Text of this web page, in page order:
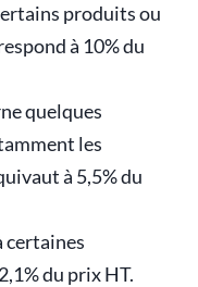
produits ou
à 10% du
quelques
les
à 5,5% du
certaines
du prix HT.